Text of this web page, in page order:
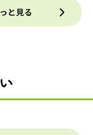
と見る